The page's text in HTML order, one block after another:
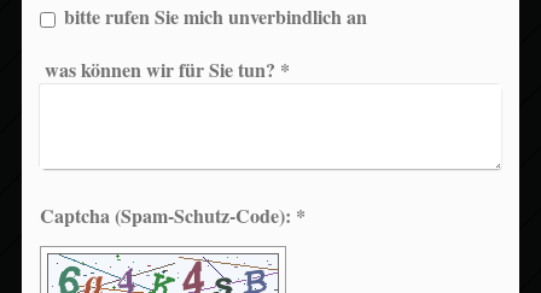
bitte rufen Sie mich unverbindlich an
was können wir für Sie tun? *
Captcha (Spam-Schutz-Code): *